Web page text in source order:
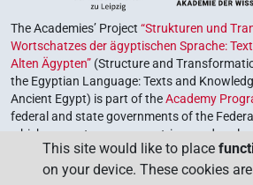
The Academies’ Project “Strukturen und
Wortschatzes der ägyptischen Sprache:
Alten Ägypten” (Structure and
the Egyptian Language: Texts and
Ancient Egypt) is part of theAcademy
federal and state governments of the
which serves to preserve, retrieve and
The program is coordinated by theUnion of
of Sciences and Humanities.
This site would like to place
on your device. These cookies